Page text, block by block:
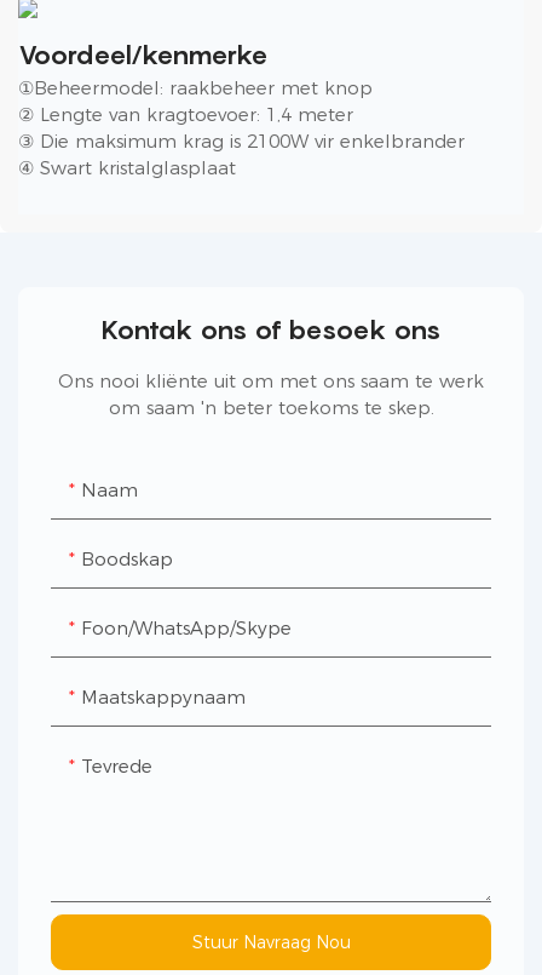
Voordeel/kenmerke
①Beheermodel: raakbeheer met knop
② Lengte van kragtoevoer: 1,4 meter
③ Die maksimum krag is 2100W vir enkelbrander
④ Swart kristalglasplaat
Kontak ons ​​of besoek ons
Ons nooi kliënte uit om met ons saam te werk
om saam 'n beter toekoms te skep.
Naam
Boodskap
Foon/WhatsApp/Skype
Maatskappynaam
Tevrede
Stuur Navraag Nou